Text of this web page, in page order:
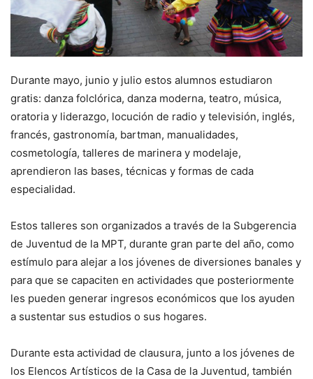
Durante mayo, junio y julio estos alumnos estudiaron
gratis: danza folclórica, danza moderna, teatro, música,
oratoria y liderazgo, locución de radio y televisión, inglés,
francés, gastronomía, bartman, manualidades,
cosmetología, talleres de marinera y modelaje,
aprendieron las bases, técnicas y formas de cada
especialidad.
Estos talleres son organizados a través de la Subgerencia
de Juventud de la MPT, durante gran parte del año, como
estímulo para alejar a los jóvenes de diversiones banales y
para que se capaciten en actividades que posteriormente
les pueden generar ingresos económicos que los ayuden
a sustentar sus estudios o sus hogares.
Durante esta actividad de clausura, junto a los jóvenes de
los Elencos Artísticos de la Casa de la Juventud, también